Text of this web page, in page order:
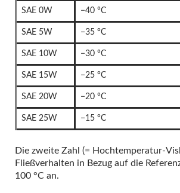
SAE 0W −40 °C
SAE 5W −35 °C
SAE 10W −30 °C
SAE 15W −25 °C
SAE 20W −20 °C
SAE 25W −15 °C
Die zweite Zahl (= Hochtemperatur-
Fließverhalten in Bezug auf die
100 °C an.